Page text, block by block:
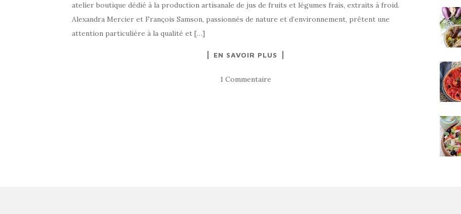
atelier boutique dédié à la production artisanale de jus de fruits et légumes frais, extraits à froid.
Alexandra Mercier et François Samson, passionnés de nature et d’environnement, prêtent une
attention particulière à la qualité et […]
EN SAVOIR PLUS
1 Commentaire